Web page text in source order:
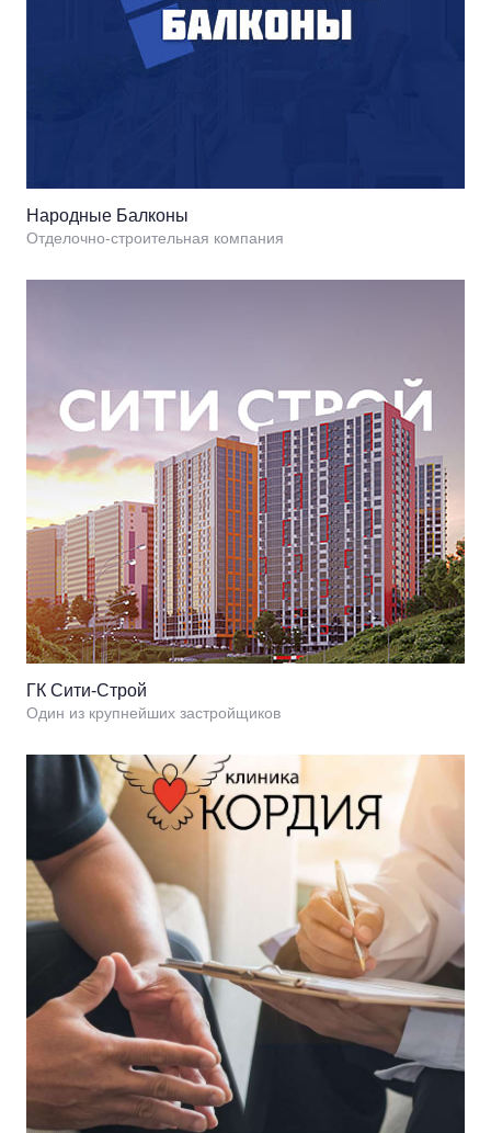
Народные Балконы
Отделочно-строительная компания
ГК Сити-Строй
Один из крупнейших застройщиков